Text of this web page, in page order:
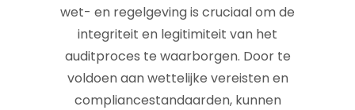
wet- en regelgeving is cruciaal om de
integriteit en legitimiteit van het
auditproces te waarborgen. Door te
voldoen aan wettelijke vereisten en
compliancestandaarden, kunnen